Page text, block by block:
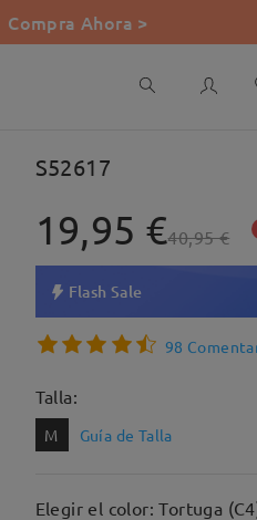
Compra Ahora >
S52617
19,95 €40,95 €
Flash Sale
98
Talla:
M Guía de Talla
Elegir el color: Tortuga